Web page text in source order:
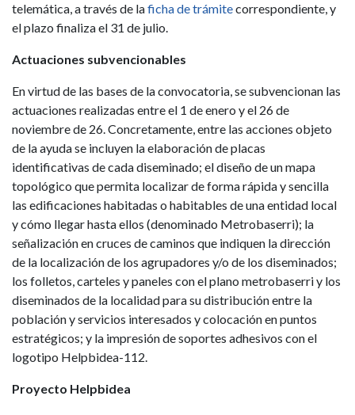
telemática, a través de laficha de trámitecorrespondiente, y
el plazo finaliza el 31 de julio.
Actuaciones subvencionables
En virtud de las bases de la convocatoria, se subvencionan las
actuaciones realizadas entre el 1 de enero y el 26 de
noviembre de 26. Concretamente, entre las acciones objeto
de la ayuda se incluyen la elaboración de placas
identificativas de cada diseminado; el diseño de un mapa
topológico que permita localizar de forma rápida y sencilla
las edificaciones habitadas o habitables de una entidad local
y cómo llegar hasta ellos (denominado Metrobaserri); la
señalización en cruces de caminos que indiquen la dirección
de la localización de los agrupadores y/o de los diseminados;
los folletos, carteles y paneles con el plano metrobaserri y los
diseminados de la localidad para su distribución entre la
población y servicios interesados y colocación en puntos
estratégicos; y la impresión de soportes adhesivos con el
logotipo Helpbidea-112.
Proyecto Helpbidea